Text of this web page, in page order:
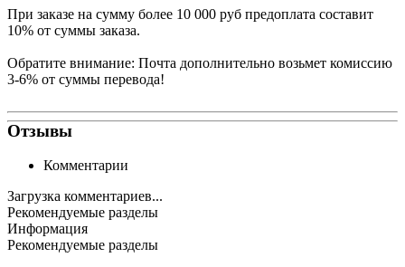
При заказе на сумму более 10 000 руб предоплата составит
10% от суммы заказа.
Обратите внимание: Почта дополнительно возьмет комиссию
3-6% от суммы перевода!
Отзывы
Комментарии
Загрузка комментариев...
Рекомендуемые разделы
Информация
Рекомендуемые разделы